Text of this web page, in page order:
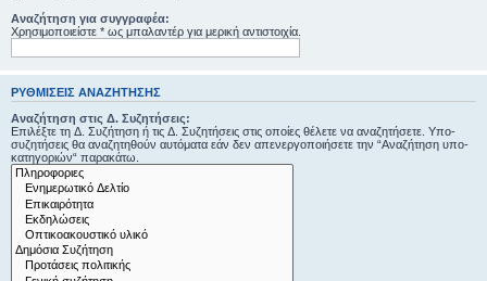
Αναζήτηση για συγγραφέα:
Χρησιμοποιείστε * ως μπαλαντέρ για μερική αντιστοιχία.
ΡΥΘΜΊΣΕΙΣ ΑΝΑΖΉΤΗΣΗΣ
Αναζήτηση στις Δ. Συζητήσεις:
Επιλέξτε τη Δ. Συζήτηση ή τις Δ. Συζητήσεις στις οποίες θέλετε να αναζητήσετε. Υπο-
συζητήσεις θα αναζητηθούν αυτόματα εάν δεν απενεργοποιήσετε την “Αναζήτηση υπο-
κατηγοριών“ παρακάτω.